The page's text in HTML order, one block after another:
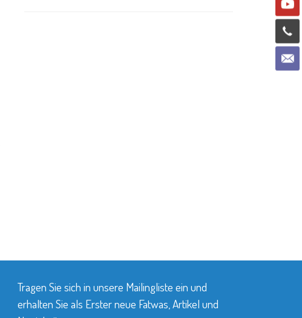
Tragen Sie sich in unsere Mailingliste ein und
erhalten Sie als Erster neue Fatwas, Artikel und